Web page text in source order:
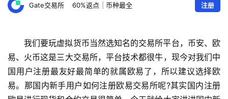
Gate交易所 60%返点 币种最全 注册
我们要玩虚拟货币当然选知名的交易所平台，币安、欧
易、火币这是三大交易所，平台技术都很牛，现今对我们中
国用户注册最友好最简单的就属欧易了，所以建议选择欧
易。那国内新手用户如何注册欧易交易所呢?其实国内注册